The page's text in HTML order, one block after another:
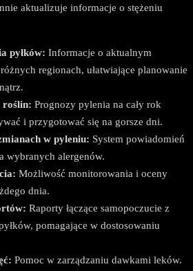
aktualizuje informacje o stężeniu
pyłków: Informacje o aktualnym
regionach, ułatwiające planowanie
roślin: Prognozy pylenia na cały rok
i przygotować się na gorsze dni.
w pyleniu: System powiadomień
wybranych alergenów.
Możliwość monitorowania i oceny
dnia.
Raporty łączące samopoczucie z
pomagające w dostosowaniu
Pomoc w zarządzaniu dawkami leków.